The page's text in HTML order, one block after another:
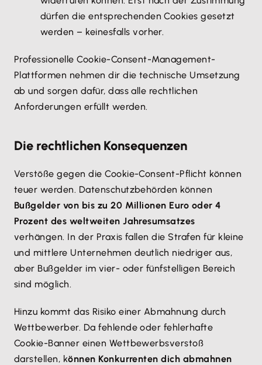
dürfen die entsprechenden Cookies gesetzt
werden – keinesfalls vorher.
Professionelle Cookie-Consent-Management-
Plattformen nehmen dir die technische Umsetzung
ab und sorgen dafür, dass alle rechtlichen
Anforderungen erfüllt werden.
Die rechtlichen Konsequenzen
Verstöße gegen die Cookie-Consent-Pflicht können
teuer werden. Datenschutzbehörden können
Bußgelder von bis zu 20 Millionen Euro oder 4
Prozent des weltweiten Jahresumsatzes
verhängen. In der Praxis fallen die Strafen für kleine
und mittlere Unternehmen deutlich niedriger aus,
aber Bußgelder im vier- oder fünfstelligen Bereich
sind möglich.
Hinzu kommt das Risiko einer Abmahnung durch
Wettbewerber. Da fehlende oder fehlerhafte
Cookie-Banner einen Wettbewerbsverstoß
darstellen, können Konkurrenten dich abmahnen